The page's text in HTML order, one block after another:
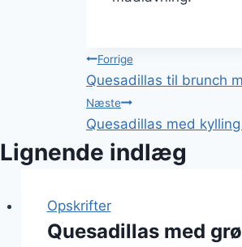
Forrige
Quesadillas til brunch
Næste
Quesadillas med
Lignende indlæg
Opskrifter
Quesadillas med